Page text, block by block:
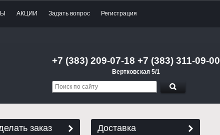
АКЦИИ Задать вопрос Регистрация
+7 (383) 209-07-18 +7 (383) 311-09-00
Вертковская 5/1
заказ Доставка